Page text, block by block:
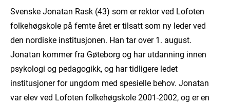
Svenske Jonatan Rask (43) som er rektor ved Lofoten
folkehøgskole på femte året er tilsatt som ny leder ved
den nordiske institusjonen. Han tar over 1. august.
Jonatan kommer fra Gøteborg og har utdanning innen
psykologi og pedagogikk, og har tidligere ledet
institusjoner for ungdom med spesielle behov. Jonatan
var elev ved Lofoten folkehøgskole 2001-2002, og er en